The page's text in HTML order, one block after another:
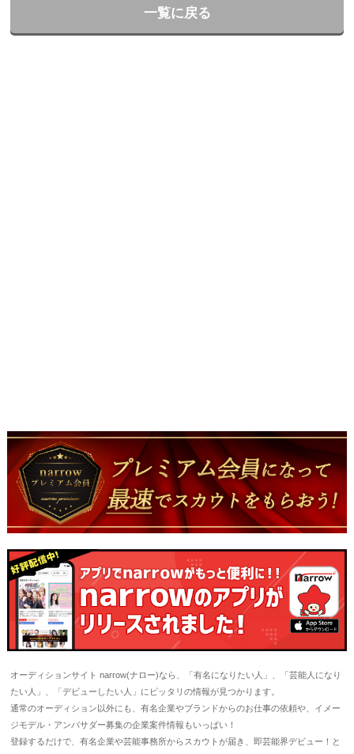
一覧に戻る
オーディションサイト narrow(ナロー)なら、「有名になりたい人」、「芸能人になり
たい人」、「デビューしたい人」にピッタリの情報が見つかります。
通常のオーディション以外にも、有名企業やブランドからのお仕事の依頼や、イメー
ジモデル・アンバサダー募集の企業案件情報もいっぱい！
登録するだけで、有名企業や芸能事務所からスカウトが届き、即芸能界デビュー！と